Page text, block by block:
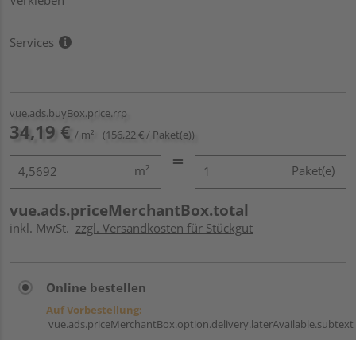
Services
vue.ads.buyBox.price.rrp
34,19 € / m² (156,22 € / Paket(e))
m² Paket(e)
vue.ads.priceMerchantBox.total
inkl. MwSt. zzgl. Versandkosten für Stückgut
Online bestellen
Auf Vorbestellung:
vue.ads.priceMerchantBox.option.delivery.laterAvailable.subtext